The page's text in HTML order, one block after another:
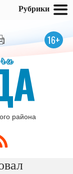
16+
района
Рубрики